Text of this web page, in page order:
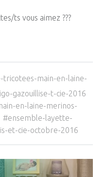
ts vous aimez ???
tricotees-main-en-laine-
gazouillise-t-cie-2016
en-laine-merinos-
ensemble-layette-
et-cie-octobre-2016